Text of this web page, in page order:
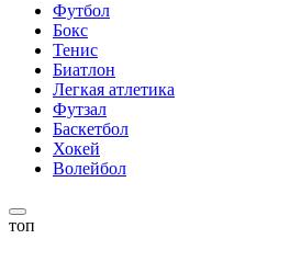
Футбол
Бокс
Тенис
Биатлон
Легкая атлетика
Футзал
Баскетбол
Хокей
Волейбол
топ